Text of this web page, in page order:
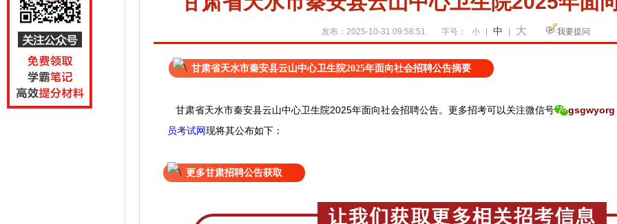
发布：2025-10-31 09:58:51 字号： 小 中 大 我要提问
甘肃省天水市秦安县云山中心卫生院2025年面向社会招聘公告摘要
甘肃省天水市秦安县云山中心卫生院2025年面向社会招聘公告。 更多招考可以关注微信号 gsgwyorg
员考试网现将其公布如下：
更多甘肃招聘公告获取